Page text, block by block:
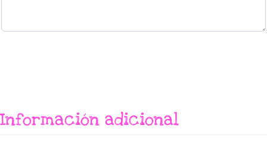
Información adicional